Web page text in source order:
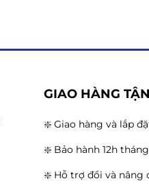
GIAO HÀNG
❇️ Giao hàng và lắp
❇️ Bảo hành 12h tháng
❇️ Hỗ trợ đổi và nâng